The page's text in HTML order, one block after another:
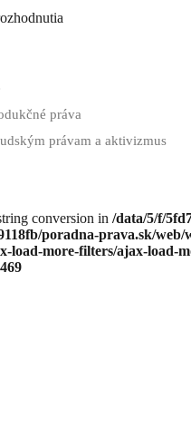
práva
právam a aktivizmus
conversion in /data/5/f/
poradna-prava.sk/web/
load-more-filters/ajax-load-